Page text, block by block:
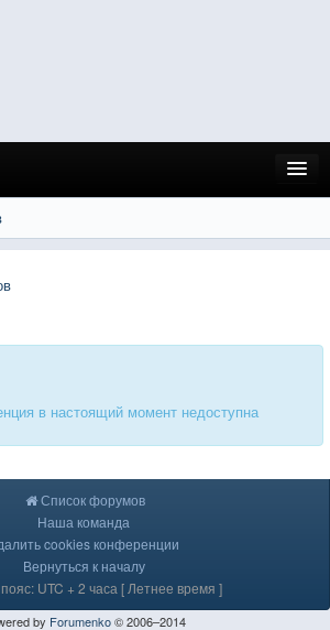
в настоящий момент недоступна
Список форумов
Наша команда
cookies конференции
Вернуться к началу
UTC + 2 часа [ Летнее время ]
by Forumenko© 2006–2014